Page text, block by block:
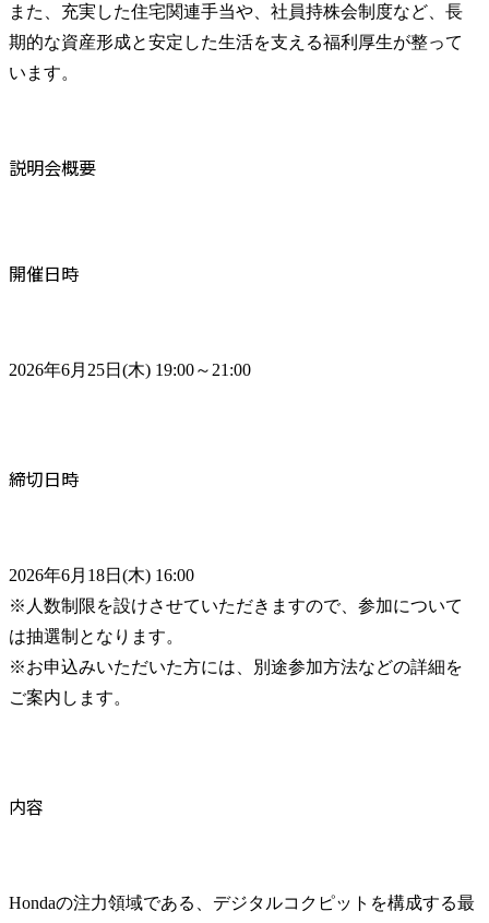
また、充実した住宅関連手当や、社員持株会制度など、長
期的な資産形成と安定した生活を支える福利厚生が整って
います。
説明会概要
開催日時
2026年6月25日(木) 19:00～21:00
締切日時
2026年6月18日(木) 16:00
※人数制限を設けさせていただきますので、参加について
は抽選制となります。
※お申込みいただいた方には、別途参加方法などの詳細を
ご案内します。
内容
Hondaの注力領域である、デジタルコクピットを構成する最